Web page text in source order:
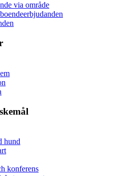
via område
hund
konferens